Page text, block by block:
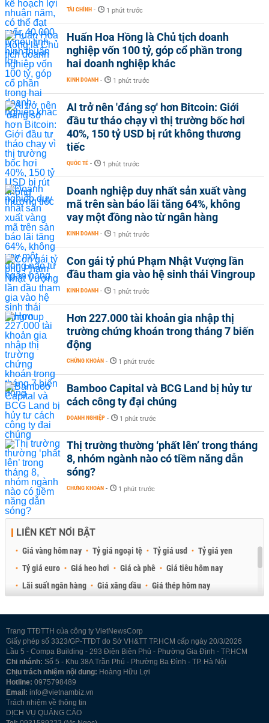
TÀI CHÍNH - 1 phút trước
Huấn Hoa Hồng là Chủ tịch doanh
nghiệp vốn 100 tỷ, góp cổ phần trong
hai doanh nghiệp khác
KINH DOANH - 1 phút trước
AI trở nên 'đáng sợ' hơn Bitcoin: Giới
đầu tư tháo chạy vì thị trường bốc hơi
40%, 150 tỷ USD bị rút không thương
tiếc
QUỐC TẾ - 1 phút trước
Doanh nghiệp duy nhất sản xuất vàng
mã trên sàn báo lãi tăng 64%, không
vay một đồng nào từ ngân hàng
KINH DOANH - 1 phút trước
Con gái tỷ phú Phạm Nhật Vượng lần
đầu tham gia vào hệ sinh thái Vingroup
KINH DOANH - 1 phút trước
Hơn 227.000 tài khoản gia nhập thị
trường chứng khoán trong tháng 7 biến
động
CHỨNG KHOÁN - 1 phút trước
Bamboo Capital và BCG Land bị hủy tư
cách công ty đại chúng
DOANH NGHIỆP - 1 phút trước
Thị trường thường ‘phất lên’ trong tháng
8, nhóm ngành nào có tiềm năng dẫn
sóng?
CHỨNG KHOÁN - 1 phút trước
LIÊN KẾT NỔI BẬT
Giá vàng hôm nay Tỷ giá ngoại tệ Tỷ giá usd
Tỷ giá yen
Tỷ giá euro
Giá heo hơi Giá cà phê
Giá tiêu hôm nay
Lãi suất ngân hàng
Giá xăng dầu
Giá thép hôm nay
Trang TTĐTTH của công ty VietNewsCorp
Giấy phép số 3323/GP-TTĐT do Sở VH&TT TP.HCM cấp ngày 20/3/2026
Lầu 5 - Compa Building - 293 Điện Biên Phủ - Phường Gia Định - TP.HCM
Chi nhánh: Số 5 - Khu 38A Trần Phú - Phường Ba Đình - TP. Hà Nội
Chịu trách nhiệm nội dung: Hoàng Hữu Lợi
Hotline: 0975798489
Email: info@vietnambiz.vn
Trách nhiệm về thông tin
DỊCH VỤ QUẢNG CÁO